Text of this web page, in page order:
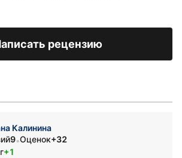
рецензию
Калинина
9•Оценок+32
+1